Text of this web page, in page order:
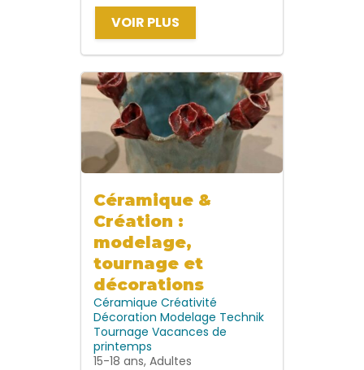
VOIR PLUS
Céramique &
Création :
modelage,
tournage et
décorations
Céramique Créativité
Décoration Modelage Technik
Tournage Vacances de
printemps
15-18 ans, Adultes